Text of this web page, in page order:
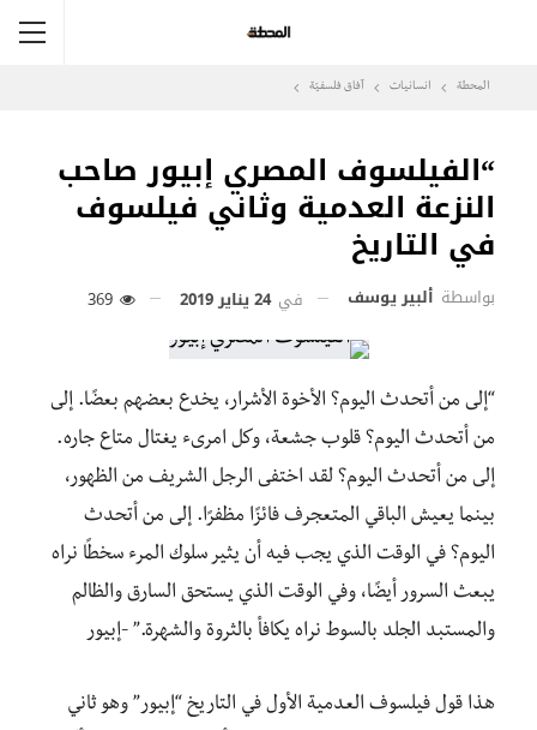
المحطة انسانيات آفاق فلسفيّة‎
“الفيلسوف المصري إبيور صاحب
النزعة العدمية وثاني فيلسوف
في التاريخ
بواسطة ألبير يوسف في 24 يناير 2019
“إلى من أتحدث اليوم؟ الأخوة الأشرار، يخدع بعضهم بعضًا. إلى
من أتحدث اليوم؟ قلوب جشعة، وكل امرىء يغتال متاع جاره.
إلى من أتحدث اليوم؟ لقد اختفى الرجل الشريف من الظهور،
بينما يعيش الباقي المتعجرف فائزًا مظفرًا. إلى من أتحدث
اليوم؟ في الوقت الذي يجب فيه أن يثير سلوك المرء سخطًا نراه
يبعث السرور أيضًا، وفي الوقت الذي يستحق السارق والظالم
والمستبد الجلد بالسوط نراه يكافأ بالثروة والشهرة.” -إبيور
هذا قول فيلسوف العدمية الأول في التاريخ “إبيور” وهو ثاني